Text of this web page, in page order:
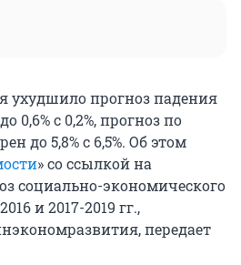
ухудшило прогноз падения
0,6% с 0,2%, прогноз по
до 5,8% с 6,5%. Об этом
» со ссылкой на
социально-экономического
и 2017-2019 гг.,
передает